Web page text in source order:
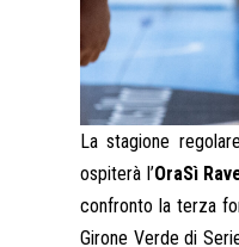
La stagione
ospiterà l’OraSì
confronto la terza
Girone Verde di